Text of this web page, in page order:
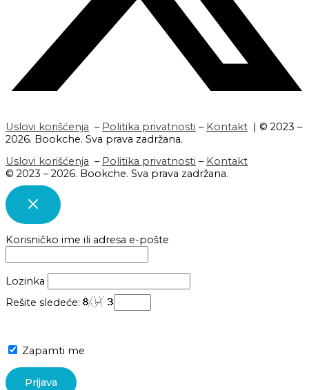
Uslovi korišćenja – Politika privatnosti – Kontakt | © 2023 –
2026. Bookche. Sva prava zadržana.
Uslovi korišćenja – Politika privatnosti – Kontakt
© 2023 – 2026. Bookche. Sva prava zadržana.
Korisničko ime ili adresa e-pošte
Lozinka
Rešite sledeće:
Zapamti me